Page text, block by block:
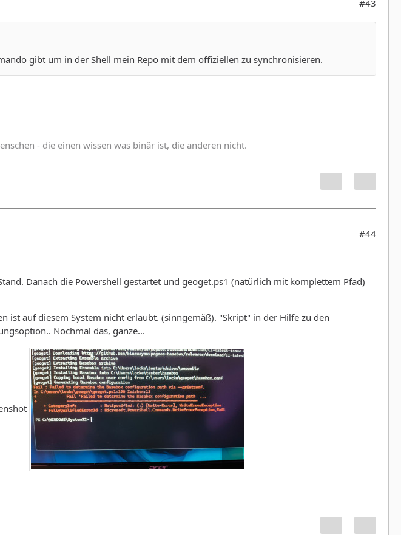
#43
gibt um in der Shell mein Repo mit dem offiziellen zu synchronisieren.
- die einen wissen was binär ist, die anderen nicht.
#44
Danach die Powershell gestartet und geoget.ps1 (natürlich mit komplettem Pfad)
ist auf diesem System nicht erlaubt. (sinngemäß). "Skript" in der Hilfe zu den
Nochmal das, ganze...